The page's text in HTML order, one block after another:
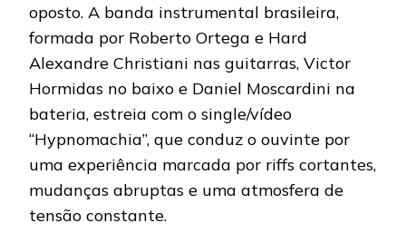
oposto. A banda instrumental brasileira,
formada por Roberto Ortega e Hard
Alexandre Christiani nas guitarras, Victor
Hormidas no baixo e Daniel Moscardini na
bateria, estreia com o single/vídeo
“Hypnomachia”, que conduz o ouvinte por
uma experiência marcada por riffs cortantes,
mudanças abruptas e uma atmosfera de
tensão constante.